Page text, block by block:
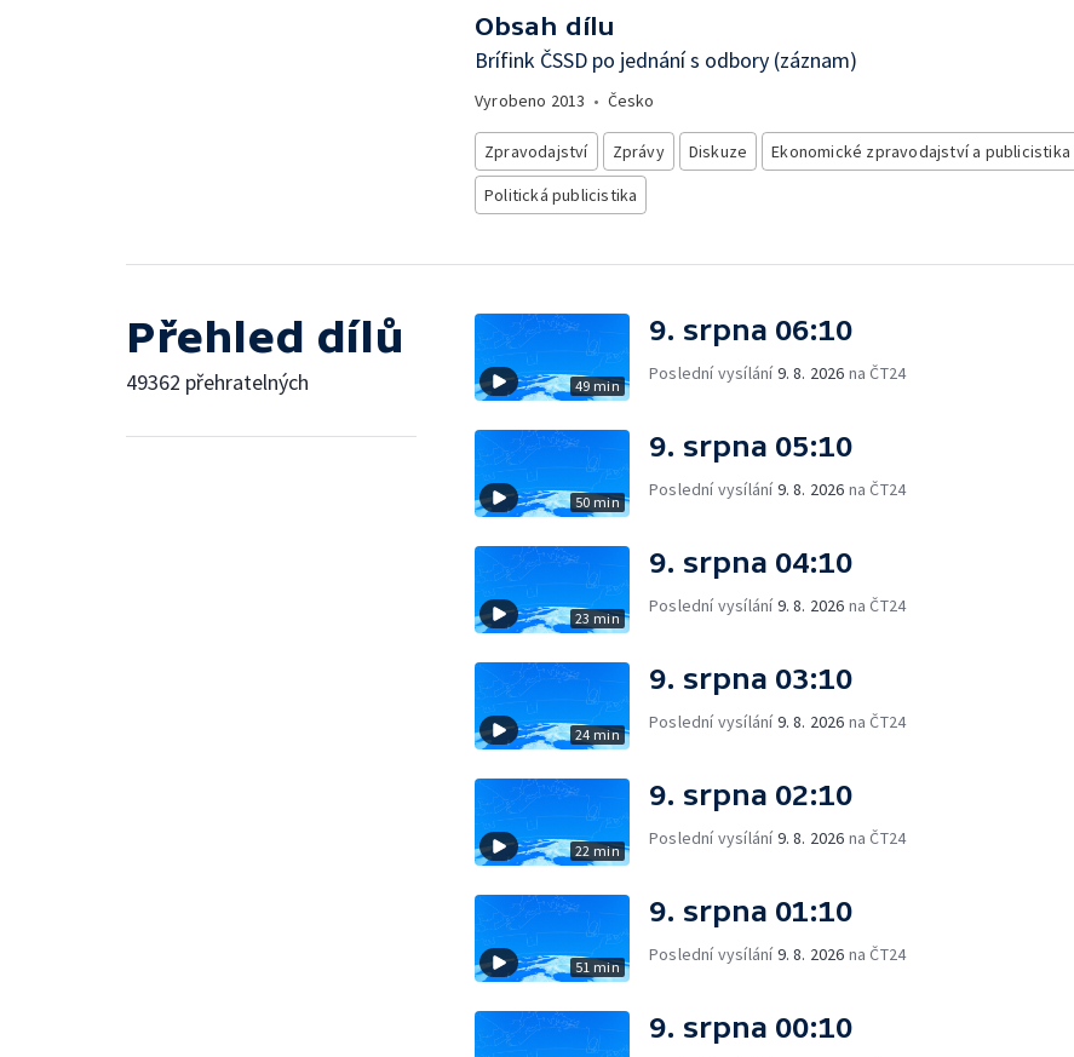
Obsah dílu
Brífink ČSSD po jednání s odbory (záznam)
Vyrobeno 2013 • Česko
Zpravodajství Zprávy Diskuze
Ekonomické zpravodajství a publicistika
Politická publicistika
Přehled dílů
49362 přehratelných 49 min
9. srpna 06:10
Poslední vysílání9. 8. 2026 na ČT24
50 min
9. srpna 05:10
Poslední vysílání9. 8. 2026 na ČT24
23 min
9. srpna 04:10
Poslední vysílání9. 8. 2026 na ČT24
24 min
9. srpna 03:10
Poslední vysílání9. 8. 2026 na ČT24
22 min
9. srpna 02:10
Poslední vysílání9. 8. 2026 na ČT24
51 min
9. srpna 01:10
Poslední vysílání9. 8. 2026 na ČT24
9. srpna 00:10